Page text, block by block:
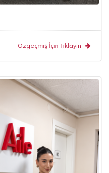
Özgeçmiş İçin Tıklayın